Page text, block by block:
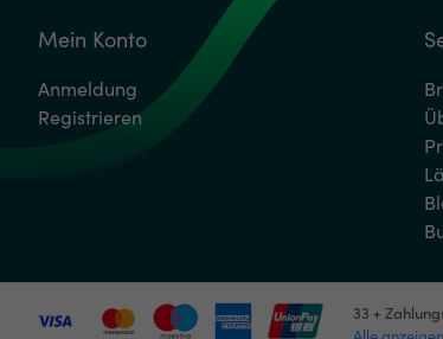
Mein Konto
Anmeldung
Registrieren
33 +